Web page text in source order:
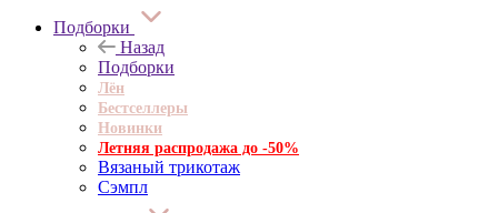
Подборки
Назад
Подборки
Лён
Бестселлеры
Новинки
Летняя распродажа до -50%
Вязаный трикотаж
Сэмпл